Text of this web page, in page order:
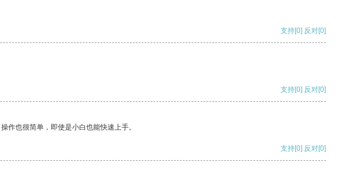
支持[0] 反对[0]
支持[0] 反对[0]
作也很简单，即使是小白也能快速上手。
支持[0] 反对[0]